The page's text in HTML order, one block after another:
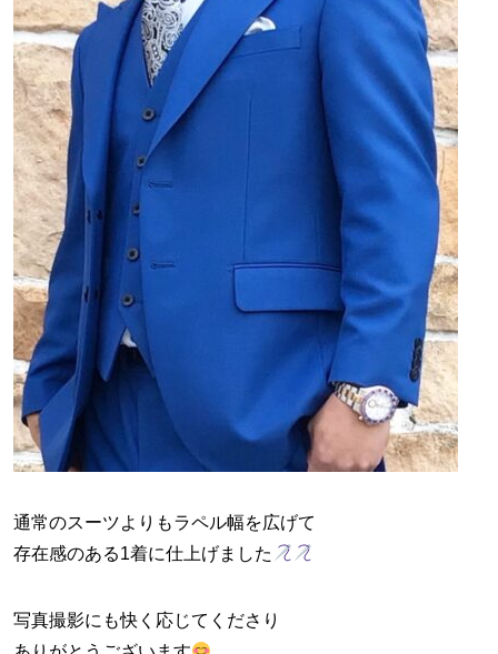
通常のスーツよりもラペル幅を広げて
存在感のある1着に仕上げました
写真撮影にも快く応じてくださり